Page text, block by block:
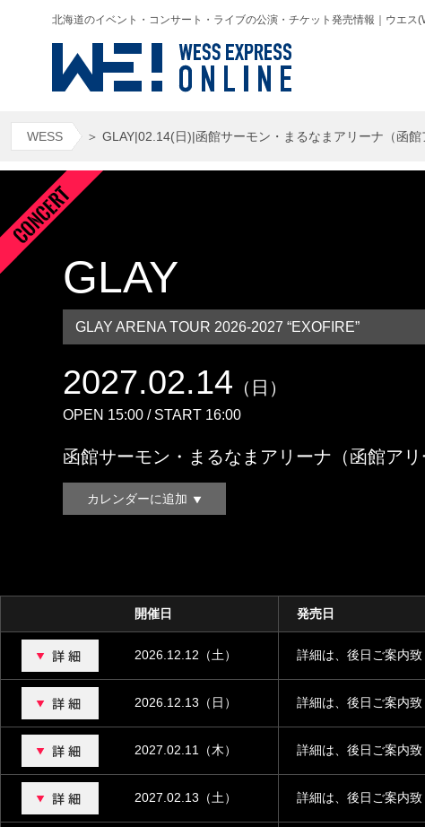
北海道のイベント・コンサート・ライブの公演・チケット発売情報｜ウエス
WESS ＞ GLAY|02.14(日)|函館サーモン・まるなまアリーナ（函館
GLAY
GLAY ARENA TOUR 2026-2027 “EXOFIRE”
2027.02.14 （日）
OPEN 15:00 / START 16:00
函館サーモン・まるなまアリーナ（函館アリ
カレンダーに追加
開催日 発売日
2026.12.12（土） 詳細は、後日ご案内致
2026.12.13（日） 詳細は、後日ご案内致
2027.02.11（木） 詳細は、後日ご案内致
2027.02.13（土） 詳細は、後日ご案内致